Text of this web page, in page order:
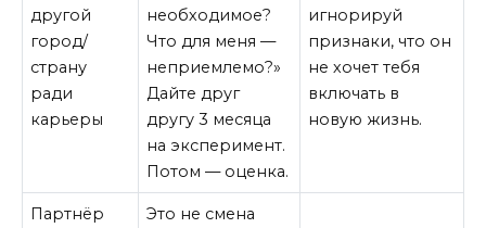
другой
город/
страну
ради
карьеры
необходимое?
Что для меня —
неприемлемо?»
Дайте друг
другу 3 месяца
на эксперимент.
Потом — оценка.
игнорируй
признаки, что он
не хочет тебя
включать в
новую жизнь.
Партнёр
Это не смена